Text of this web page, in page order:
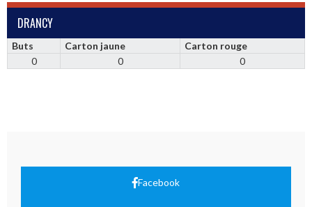
DRANCY
Buts Carton jaune
Carton rouge
0
0 0
Facebook